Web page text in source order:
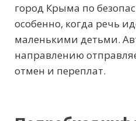
город Крыма по
особенно, когда речь
маленькими детьми.
направлению
отмен и переплат.